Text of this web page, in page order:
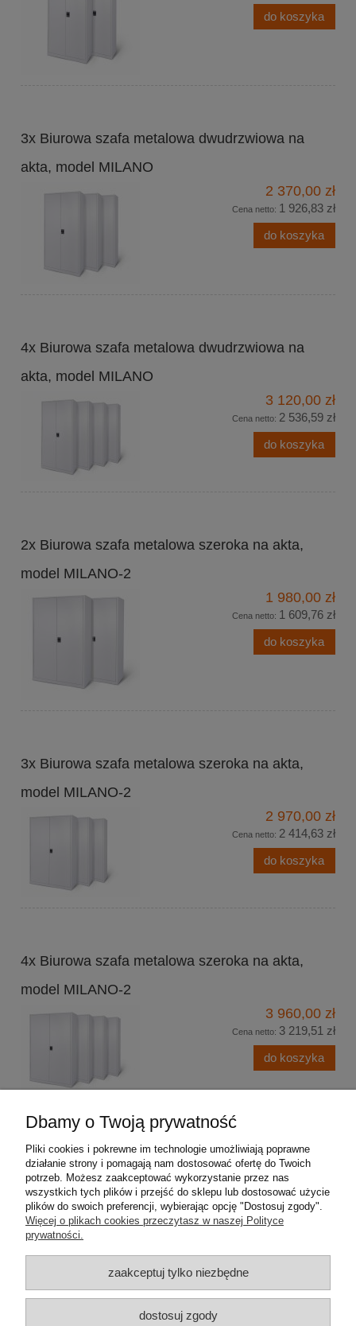
do koszyka
3x Biurowa szafa metalowa dwudrzwiowa na
akta, model MILANO
2 370,00 zł
Cena netto: 1 926,83 zł
do koszyka
4x Biurowa szafa metalowa dwudrzwiowa na
akta, model MILANO
3 120,00 zł
Cena netto: 2 536,59 zł
do koszyka
2x Biurowa szafa metalowa szeroka na akta,
model MILANO-2
1 980,00 zł
Cena netto: 1 609,76 zł
do koszyka
3x Biurowa szafa metalowa szeroka na akta,
model MILANO-2
2 970,00 zł
Cena netto: 2 414,63 zł
do koszyka
4x Biurowa szafa metalowa szeroka na akta,
model MILANO-2
3 960,00 zł
Cena netto: 3 219,51 zł
do koszyka
Pomoc
Moje konto
Informacje
O nas
Dbamy o Twoją prywatność
Pliki cookies i pokrewne im technologie umożliwiają poprawne
działanie strony i pomagają nam dostosować ofertę do Twoich
potrzeb. Możesz zaakceptować wykorzystanie przez nas
wszystkich tych plików i przejść do sklepu lub dostosować użycie
plików do swoich preferencji, wybierając opcję "Dostosuj zgody".
Więcej o plikach cookies przeczytasz w naszej Polityce
prywatności.
zaakceptuj tylko niezbędne
dostosuj zgody